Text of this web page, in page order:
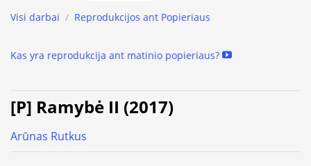
Visi darbai / Reprodukcijos ant Popieriaus
Kas yra reprodukcija ant matinio popieriaus?
[P] Ramybė II (2017)
Arūnas Rutkus